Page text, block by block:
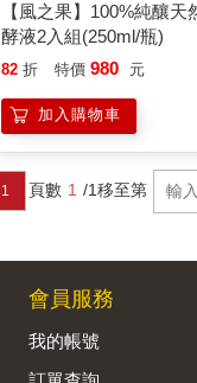
【風之果】100%純釀天
酵液2入組(250ml/瓶)
82 折 特價 980 元
加入購物車
1 頁數 1 /1移至第
會員服務
我的帳號